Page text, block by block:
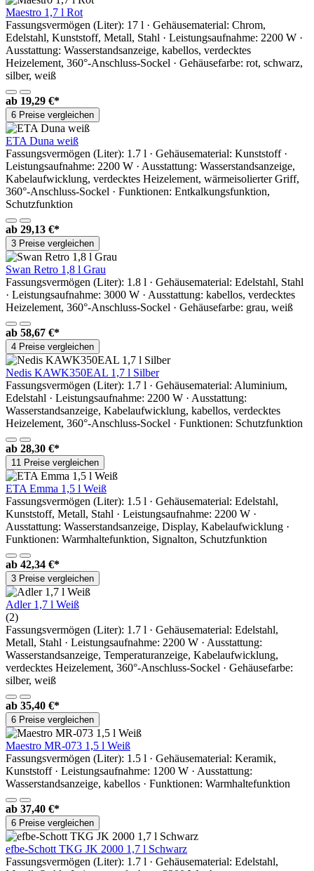
Maestro 1,7 l Rot
Fassungsvermögen (Liter): 17 l · Gehäusematerial: Chrom,
Edelstahl, Kunststoff, Metall, Stahl · Leistungsaufnahme: 2200 W ·
Ausstattung: Wasserstandsanzeige, kabellos, verdecktes
Heizelement, 360°-Anschluss-Sockel · Gehäusefarbe: rot, schwarz,
silber, weiß
ab 19,29 €*
6 Preise vergleichen
ETA Duna weiß
Fassungsvermögen (Liter): 1.7 l · Gehäusematerial: Kunststoff ·
Leistungsaufnahme: 2200 W · Ausstattung: Wasserstandsanzeige,
Kabelaufwicklung, verdecktes Heizelement, wärmeisolierter Griff,
360°-Anschluss-Sockel · Funktionen: Entkalkungsfunktion,
Schutzfunktion
ab 29,13 €*
3 Preise vergleichen
Swan Retro 1,8 l Grau
Fassungsvermögen (Liter): 1.8 l · Gehäusematerial: Edelstahl, Stahl
· Leistungsaufnahme: 3000 W · Ausstattung: kabellos, verdecktes
Heizelement, 360°-Anschluss-Sockel · Gehäusefarbe: grau, weiß
ab 58,67 €*
4 Preise vergleichen
Nedis KAWK350EAL 1,7 l Silber
Fassungsvermögen (Liter): 1.7 l · Gehäusematerial: Aluminium,
Edelstahl · Leistungsaufnahme: 2200 W · Ausstattung:
Wasserstandsanzeige, Kabelaufwicklung, kabellos, verdecktes
Heizelement, 360°-Anschluss-Sockel · Funktionen: Schutzfunktion
ab 28,30 €*
11 Preise vergleichen
ETA Emma 1,5 l Weiß
Fassungsvermögen (Liter): 1.5 l · Gehäusematerial: Edelstahl,
Kunststoff, Metall, Stahl · Leistungsaufnahme: 2200 W ·
Ausstattung: Wasserstandsanzeige, Display, Kabelaufwicklung ·
Funktionen: Warmhaltefunktion, Signalton, Schutzfunktion
ab 42,34 €*
3 Preise vergleichen
Adler 1,7 l Weiß
(2)
Fassungsvermögen (Liter): 1.7 l · Gehäusematerial: Edelstahl,
Metall, Stahl · Leistungsaufnahme: 2200 W · Ausstattung:
Wasserstandsanzeige, Temperaturanzeige, Kabelaufwicklung,
verdecktes Heizelement, 360°-Anschluss-Sockel · Gehäusefarbe:
silber, weiß
ab 35,40 €*
6 Preise vergleichen
Maestro MR-073 1,5 l Weiß
Fassungsvermögen (Liter): 1.5 l · Gehäusematerial: Keramik,
Kunststoff · Leistungsaufnahme: 1200 W · Ausstattung:
Wasserstandsanzeige, kabellos · Funktionen: Warmhaltefunktion
ab 37,40 €*
6 Preise vergleichen
efbe-Schott TKG JK 2000 1,7 l Schwarz
Fassungsvermögen (Liter): 1.7 l · Gehäusematerial: Edelstahl,